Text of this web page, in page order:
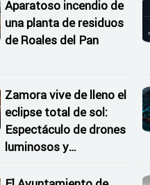
Aparatoso incendio de
una planta de residuos
de Roales del Pan
Zamora vive de lleno el
eclipse total de sol:
Espectáculo de drones
luminosos y
Estrellas